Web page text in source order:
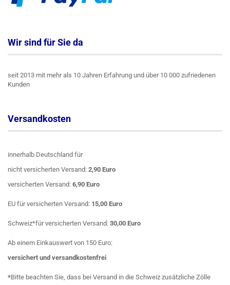
Wir sind für Sie da
seit 2013 mit mehr als 10 Jahren Erfahrung und über 10 000 zufriedenen
Kunden
Versandkosten
innerhalb Deutschland für
nicht versicherten Versand: 2,90 Euro
versicherten Versand: 6,90 Euro
EU für versicherten Versand: 15,00 Euro
Schweiz*für versicherten Versand: 30,00 Euro
Ab einem Einkauswert von 150 Euro:
versichert und versandkostenfrei
*Bitte beachten Sie, dass bei Versand in die Schweiz zusätzliche Zölle